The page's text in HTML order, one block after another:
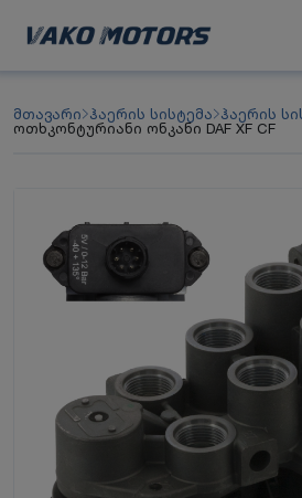
მთავარი ჰაერის სისტემა ჰაერის
ოთხკონტურიანი ონკანი DAF XF CF